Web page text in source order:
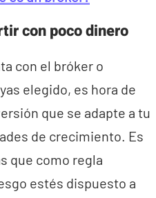
con poco dinero
con el bróker o
elegido, es hora de
que se adapte a tu
de crecimiento. Es
que como regla
estés dispuesto a